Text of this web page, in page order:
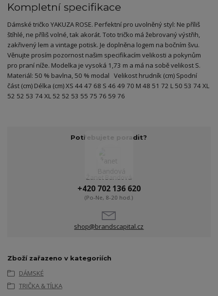
Kompletní specifikace
Dámské tričko YAKUZA ROSE. Perfektní pro uvolněný styl: Ne příliš
štíhlé, ne příliš volné, tak akorát. Toto tričko má žebrovaný výstřih,
zakřivený lem a vintage potisk. Je doplněna logem na bočním švu.
Věnujte prosím pozornost našim specifikacím velikosti a pokynům
pro praní níže. Modelka je vysoká 1,73 m a má na sobě velikost S.
Materiál: 50 % bavlna, 50 % modal Velikost hrudník (cm) Spodní
část (cm) Délka (cm) XS 44 47 68 S 46 49 70 M 48 51 72 L 50 53 74 XL
52 52 53 74 XL 52 52 53 55 75 76 59 76
Potřebujete poradit?
Žanet Bandová
+420 702 136 620
(Po-Ne, 8-20 hod.)
shop@brandscapital.cz
Zboží zařazeno v kategoriích
DÁMSKÉ
TRIČKA & TÍLKA